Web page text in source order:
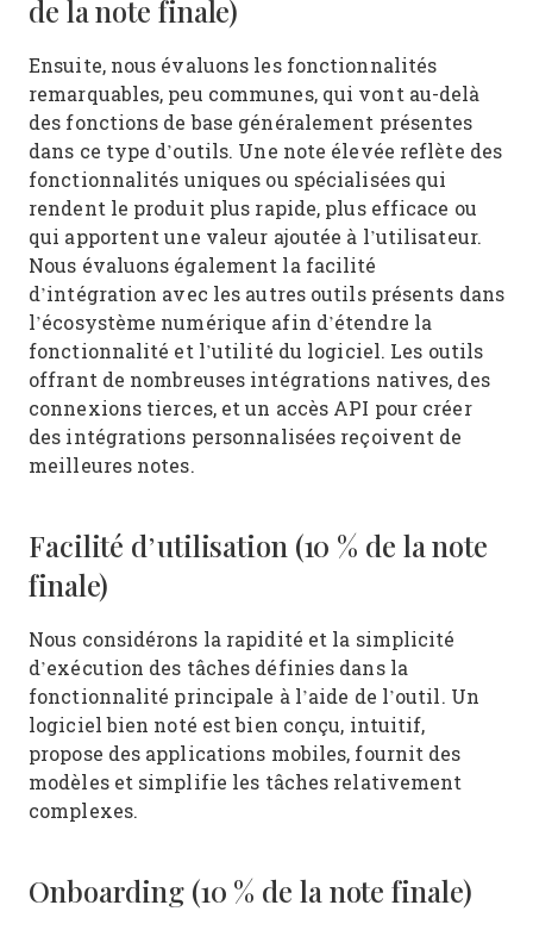
de la note finale)
Ensuite, nous évaluons les fonctionnalités
remarquables, peu communes, qui vont au-delà
des fonctions de base généralement présentes
dans ce type d’outils. Une note élevée reflète des
fonctionnalités uniques ou spécialisées qui
rendent le produit plus rapide, plus efficace ou
qui apportent une valeur ajoutée à l’utilisateur.
Nous évaluons également la facilité
d’intégration avec les autres outils présents dans
l’écosystème numérique afin d’étendre la
fonctionnalité et l’utilité du logiciel. Les outils
offrant de nombreuses intégrations natives, des
connexions tierces, et un accès API pour créer
des intégrations personnalisées reçoivent de
meilleures notes.
Facilité d’utilisation (10 % de la note
finale)
Nous considérons la rapidité et la simplicité
d’exécution des tâches définies dans la
fonctionnalité principale à l’aide de l’outil. Un
logiciel bien noté est bien conçu, intuitif,
propose des applications mobiles, fournit des
modèles et simplifie les tâches relativement
complexes.
Onboarding (10 % de la note finale)